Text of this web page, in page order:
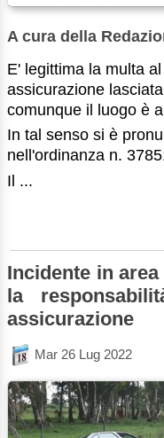
A cura della
E' legittima la multa
assicurazione
comunque il luogo è
In tal senso si è
nell'ordinanza n.
Il ...
Incidente in
la
assicurazione
Mar 26 Lug 2022